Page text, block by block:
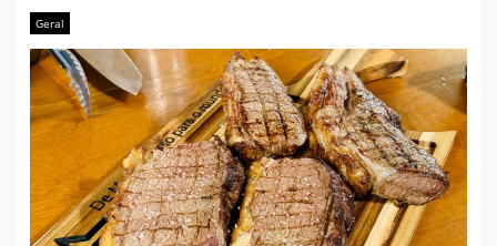
Geral